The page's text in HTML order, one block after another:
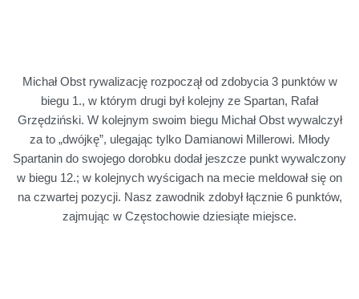
Michał Obst rywalizację rozpoczął od zdobycia 3 punktów w
biegu 1., w którym drugi był kolejny ze Spartan, Rafał
Grzędziński. W kolejnym swoim biegu Michał Obst wywalczył
za to „dwójkę”, ulegając tylko Damianowi Millerowi. Młody
Spartanin do swojego dorobku dodał jeszcze punkt wywalczony
w biegu 12.; w kolejnych wyścigach na mecie meldował się on
na czwartej pozycji. Nasz zawodnik zdobył łącznie 6 punktów,
zajmując w Częstochowie dziesiąte miejsce.